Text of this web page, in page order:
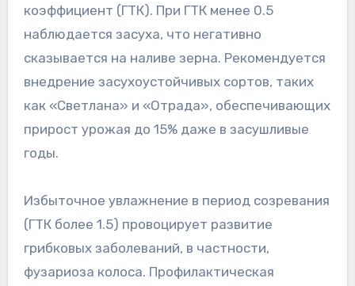
коэффициент (ГТК). При ГТК менее 0.5
наблюдается засуха, что негативно
сказывается на наливе зерна. Рекомендуется
внедрение засухоустойчивых сортов, таких
как «Светлана» и «Отрада», обеспечивающих
прирост урожая до 15% даже в засушливые
годы.
Избыточное увлажнение в период созревания
(ГТК более 1.5) провоцирует развитие
грибковых заболеваний, в частности,
фузариоза колоса. Профилактическая